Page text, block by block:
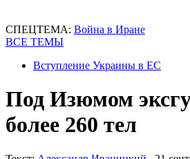
СПЕЦТЕМА: Война в Иране
ВСЕ ТЕМЫ
Вступление Украины в ЕС
Под Изюмом
более 260 тел